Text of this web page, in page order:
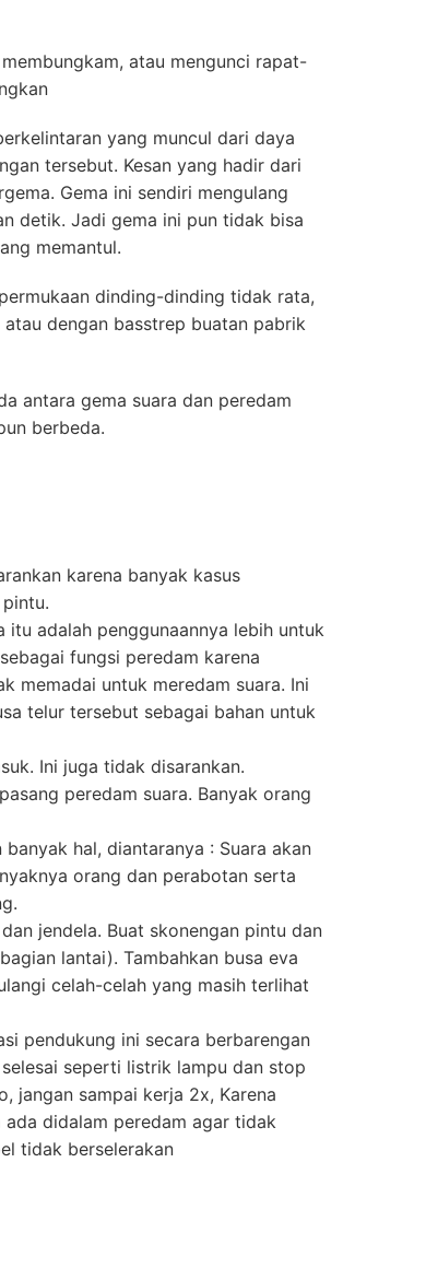
atau mengunci rapat-
yang muncul dari daya
tersebut. Kesan yang hadir dari
Gema ini sendiri mengulang
detik. Jadi gema ini pun tidak bisa
memantul.
dinding-dinding tidak rata,
dengan basstrep buatan pabrik
antara gema suara dan peredam
berbeda.
karena banyak kasus
itu adalah penggunaannya lebih untuk
fungsi peredam karena
memadai untuk meredam suara. Ini
telur tersebut sebagai bahan untuk
Ini juga tidak disarankan.
peredam suara. Banyak orang
hal, diantaranya : Suara akan
orang dan perabotan serta
jendela. Buat skonengan pintu dan
lantai). Tambahkan busa eva
celah-celah yang masih terlihat
pendukung ini secara berbarengan
seperti listrik lampu dan stop
jangan sampai kerja 2x, Karena
didalam peredam agar tidak
tidak berselerakan